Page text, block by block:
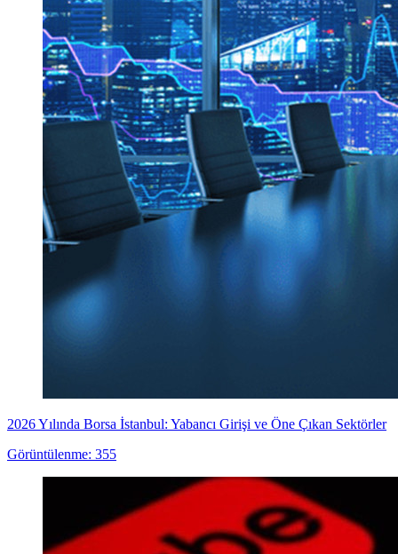
2026 Yılında Borsa İstanbul: Yabancı Girişi ve Öne Çıkan Sektörler
Görüntülenme: 355